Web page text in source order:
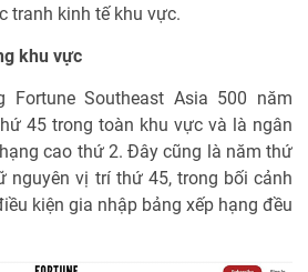
tranh kinh tế khu vực.
khu vực
Fortune Southeast Asia 500 năm
45 trong toàn khu vực và là ngân
cao thứ 2. Đây cũng là năm thứ
nguyên vị trí thứ 45, trong bối cảnh
kiện gia nhập bảng xếp hạng đều